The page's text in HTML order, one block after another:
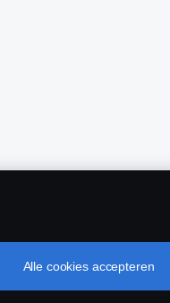
Alle cookies accepteren